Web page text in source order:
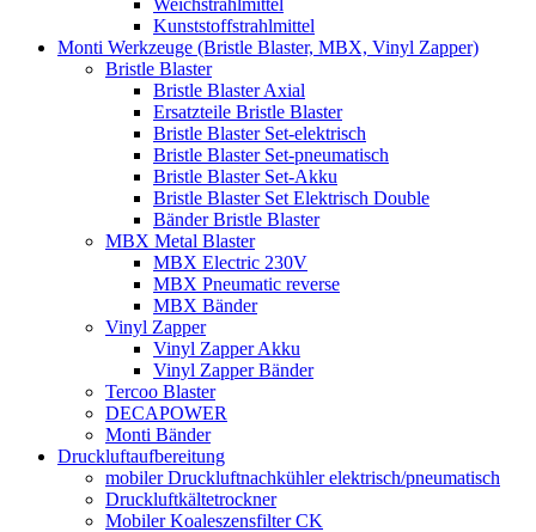
Kunststoffstrahlmittel
Monti Werkzeuge (Bristle Blaster, MBX, Vinyl Zapper)
Bristle Blaster
Bristle Blaster Axial
Ersatzteile Bristle Blaster
Bristle Blaster Set-elektrisch
Bristle Blaster Set-pneumatisch
Bristle Blaster Set-Akku
Bristle Blaster Set Elektrisch Double
Bänder Bristle Blaster
MBX Metal Blaster
MBX Electric 230V
MBX Pneumatic reverse
MBX Bänder
Vinyl Zapper
Vinyl Zapper Akku
Vinyl Zapper Bänder
Tercoo Blaster
DECAPOWER
Monti Bänder
Druckluftaufbereitung
mobiler Druckluftnachkühler elektrisch/pneumatisch
Druckluftkältetrockner
Mobiler Koaleszensfilter CK